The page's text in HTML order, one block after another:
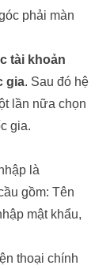
phải màn
tài khoản
gia. Sau đó hệ
lần nữa chọn
gia.
là
gồm: Tên
mật khẩu,
thoại chính